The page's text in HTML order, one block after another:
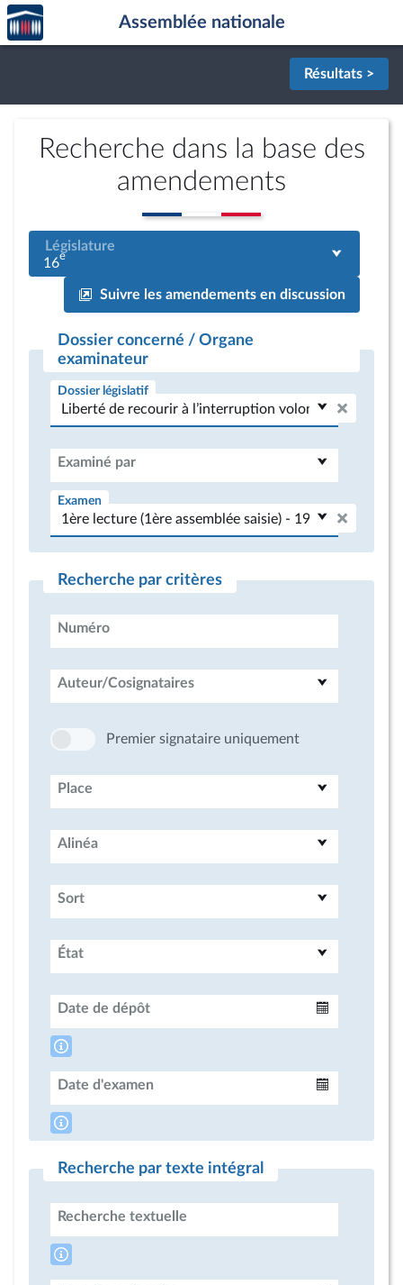
Aller au contenu
Aller en bas de la page
Accèder
à la
page
Assemblée nationale
Résultats >
Recherche dans la base des
amendements
Législature
16e
Suivre les amendements en discussion
Dossier concerné / Organe
examinateur
Dossier législatif
Examiné par
Examen
Recherche par critères
Numéro
Auteur/Cosignataires
Premier signataire uniquement
Place
Alinéa
Sort
État
Date de dépôt
Date d'examen
Recherche par texte intégral
Recherche textuelle